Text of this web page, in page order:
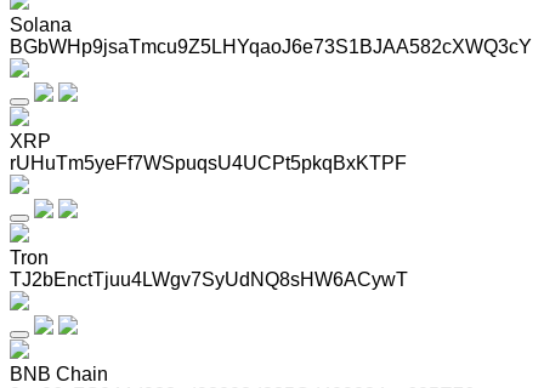
Solana
BGbWHp9jsaTmcu9Z5LHYqaoJ6e73S1BJAA582cXWQ3cY
XRP
rUHuTm5yeFf7WSpuqsU4UCPt5pkqBxKTPF
Tron
TJ2bEnctTjuu4LWgv7SyUdNQ8sHW6ACywT
BNB Chain